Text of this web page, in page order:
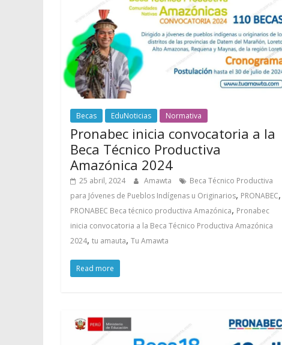
Becas EduNoticias Normativa
Pronabec inicia convocatoria a la
Beca Técnico Productiva
Amazónica 2024
25 abril, 2024 Amawta
Beca Técnico Productiva
para Jóvenes de Pueblos Indígenas u Originarios, PRONABEC,
PRONABEC Beca técnico productiva Amazónica, Pronabec
inicia convocatoria a la Beca Técnico Productiva Amazónica
2024, tu amauta, Tu Amawta
Read more